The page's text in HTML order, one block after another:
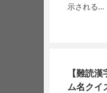
示される…
【難読
ム名クイ